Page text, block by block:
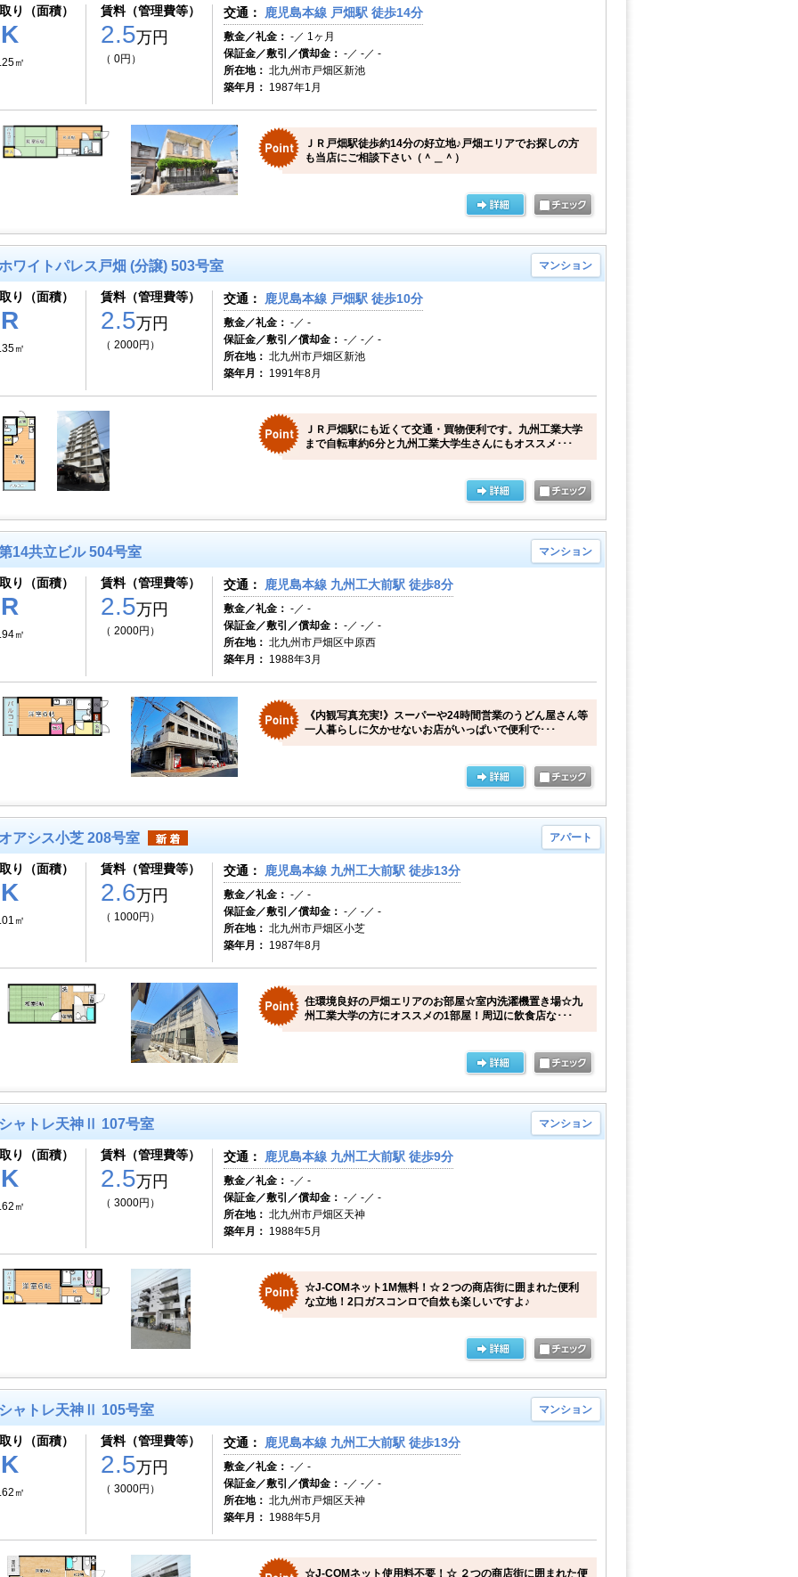
り（面積）
㎡
賃料（管理費等）
2.5万円
（ 0円）
交通： 鹿児島本線 戸畑駅 徒歩14分
敷金／礼金： -／ 1ヶ月
保証金／敷引／償却金： -／ -／ -
所在地： 北九州市戸畑区新池
築年月： 1987年1月
ＪＲ戸畑駅徒歩約14分の好立地♪戸畑エリアでお探しの方
も当店にご相談下さい（＾＿＾）
ワイトパレス戸畑 (分譲) 503号室 マンション
り（面積）
㎡
賃料（管理費等）
2.5万円
（ 2000円）
交通： 鹿児島本線 戸畑駅 徒歩10分
敷金／礼金： -／ -
保証金／敷引／償却金： -／ -／ -
所在地： 北九州市戸畑区新池
築年月： 1991年8月
ＪＲ戸畑駅にも近くて交通・買物便利です。九州工業大学
まで自転車約6分と九州工業大学生さんにもオススメ･･･
14共立ビル 504号室 マンション
り（面積）
㎡
賃料（管理費等）
2.5万円
（ 2000円）
交通： 鹿児島本線 九州工大前駅 徒歩8分
敷金／礼金： -／ -
保証金／敷引／償却金： -／ -／ -
所在地： 北九州市戸畑区中原西
築年月： 1988年3月
《内観写真充実!》スーパーや24時間営業のうどん屋さん等
一人暮らしに欠かせないお店がいっぱいで便利で･･･
アシス小芝 208号室 アパート
り（面積）
㎡
賃料（管理費等）
2.6万円
（ 1000円）
交通： 鹿児島本線 九州工大前駅 徒歩13分
敷金／礼金： -／ -
保証金／敷引／償却金： -／ -／ -
所在地： 北九州市戸畑区小芝
築年月： 1987年8月
住環境良好の戸畑エリアのお部屋☆室内洗濯機置き場☆九
州工業大学の方にオススメの1部屋！周辺に飲食店な･･･
ャトレ天神Ⅱ 107号室 マンション
り（面積）
㎡
賃料（管理費等）
2.5万円
（ 3000円）
交通： 鹿児島本線 九州工大前駅 徒歩9分
敷金／礼金： -／ -
保証金／敷引／償却金： -／ -／ -
所在地： 北九州市戸畑区天神
築年月： 1988年5月
☆J-COMネット1M無料！☆２つの商店街に囲まれた便利
な立地！2口ガスコンロで自炊も楽しいですよ♪
ャトレ天神Ⅱ 105号室 マンション
り（面積）
㎡
賃料（管理費等）
2.5万円
（ 3000円）
交通： 鹿児島本線 九州工大前駅 徒歩13分
敷金／礼金： -／ -
保証金／敷引／償却金： -／ -／ -
所在地： 北九州市戸畑区天神
築年月： 1988年5月
☆J-COMネット使用料不要！☆ ２つの商店街に囲まれた便